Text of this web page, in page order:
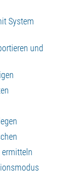
System
und
ermitteln